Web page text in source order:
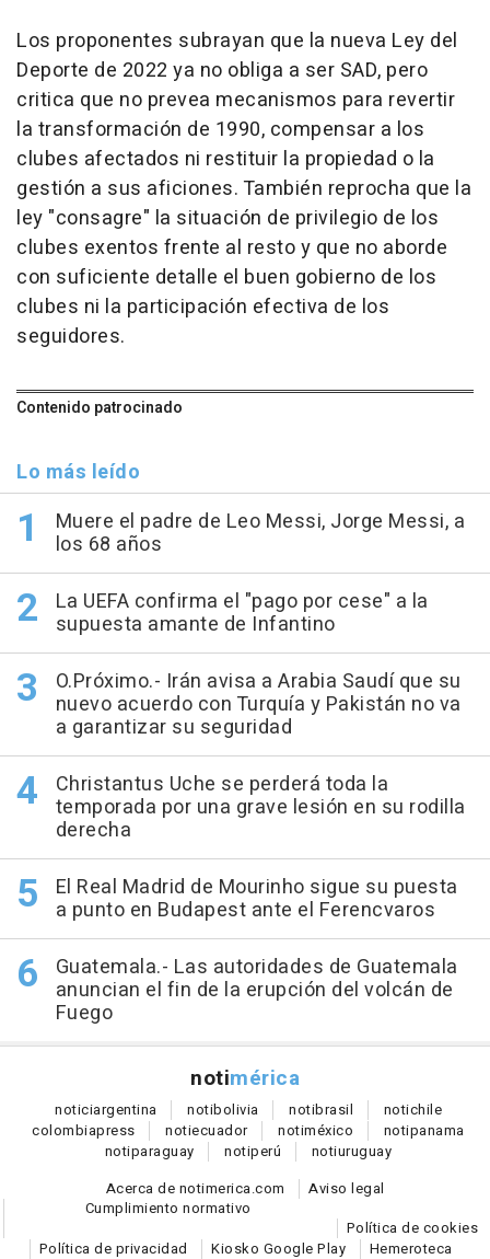
Los proponentes subrayan que la nueva Ley del
Deporte de 2022 ya no obliga a ser SAD, pero
critica que no prevea mecanismos para revertir
la transformación de 1990, compensar a los
clubes afectados ni restituir la propiedad o la
gestión a sus aficiones. También reprocha que la
ley "consagre" la situación de privilegio de los
clubes exentos frente al resto y que no aborde
con suficiente detalle el buen gobierno de los
clubes ni la participación efectiva de los
seguidores.
Contenido patrocinado
Lo más leído
Muere el padre de Leo Messi, Jorge Messi, a
los 68 años
La UEFA confirma el "pago por cese" a la
supuesta amante de Infantino
O.Próximo.- Irán avisa a Arabia Saudí que su
nuevo acuerdo con Turquía y Pakistán no va
a garantizar su seguridad
Christantus Uche se perderá toda la
temporada por una grave lesión en su rodilla
derecha
El Real Madrid de Mourinho sigue su puesta
a punto en Budapest ante el Ferencvaros
Guatemala.- Las autoridades de Guatemala
anuncian el fin de la erupción del volcán de
Fuego
notimérica
noticiargentina notibolivia notibrasil notichile
colombiapress notiecuador notiméxico notipanama
notiparaguay notiperú notiuruguay
Acerca de notimerica.com
Aviso legal
Cumplimiento normativo
Política de cookies
Política de privacidad
Kiosko Google Play
Hemeroteca